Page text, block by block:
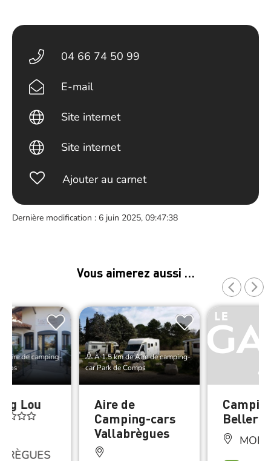
04 66 74 50 99
E-mail
Site internet
Site internet
Ajouter au carnet
Dernière modification : 6 juin 2025, 09:47:38
Vous aimerez aussi …
Aire de camping-
Lou
À 1.5 km de Aire de camping-
car Park de Comps
Aire de
Camping-cars
Vallabrègues